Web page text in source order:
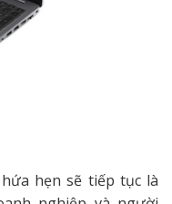
hẹn sẽ tiếp tục là